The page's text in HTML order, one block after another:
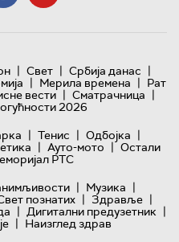
| Свет | Србија данас |
| Мерила времена | Рат
вести | Сматрачница |
2026
| Тенис | Одбојка |
| Ауто-мото | Остали
РТС
| Музика |
познатих | Здравље |
| Дигитални предузетник |
| Наизглед здрав